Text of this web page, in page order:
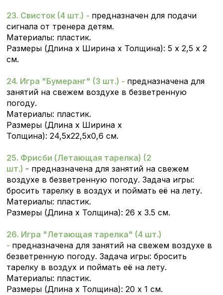
23. Свисток (4 шт.) - предназначен для подачи
сигнала от тренера детям.
Материалы: пластик.
Размеры (Длина х Ширина х Толщина): 5 х 2,5 х 2
см.
24. Игра "Бумеранг" (3 шт.) - предназначена для
занятий на свежем воздухе в безветренную
погоду.
Материалы: пластик.
Размеры (Длина х Ширина х
Толщина): 24,5х22,5х0,6 см.
25. Фрисби (Летающая тарелка) (2
шт.) - предназначена для занятий на свежем
воздухе в безветренную погоду. Задача игры:
бросить тарелку в воздух и поймать её на лету.
Материалы: пластик.
Размеры (Длина х Толщина): 26 х 3.5 см.
26. Игра "Летающая тарелка" (4 шт.)
- предназначена для занятий на свежем воздухе в
безветренную погоду. Задача игры: бросить
тарелку в воздух и поймать её на лету.
Материалы: пластик.
Размеры (Длина х Толщина): 20 х 1 см.